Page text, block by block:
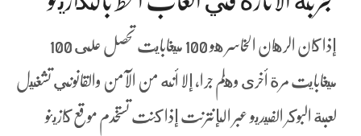
إذا كان الرهان الخاسر هو 100 ميغابايت تحصل على 100
ميغابايت مرة أخرى وهلم جرا، إلا أنه من الآمن والقانوني تشغيل
لعبة البوكر الفيديو عبر الإنترنت إذا كنت تستخدم موقع كازينو